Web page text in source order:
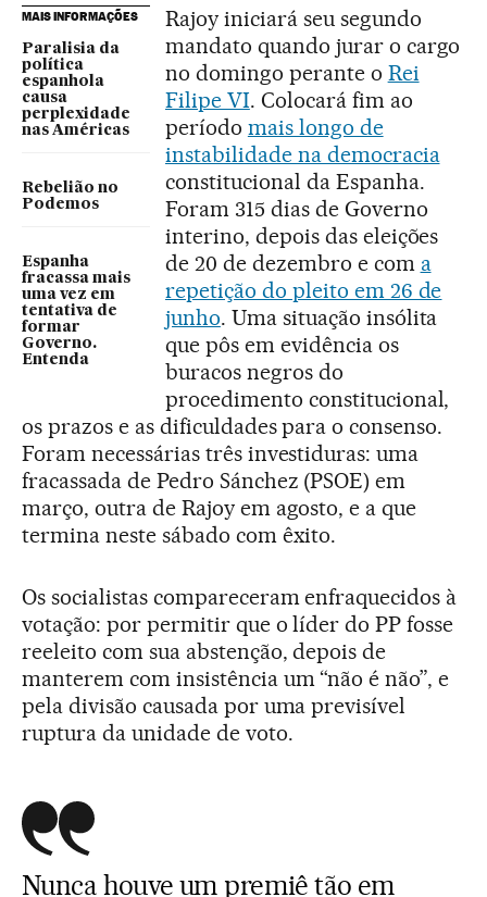
MAIS INFORMAÇÕES
Paralisia da
política
espanhola
causa
perplexidade
nas Américas
Rebelião no
Podemos
Espanha
fracassa mais
uma vez em
tentativa de
formar
Governo.
Entenda
Rajoy iniciará seu segundo
mandato quando jurar o cargo
no domingo perante o Rei
Filipe VI. Colocará fim ao
período mais longo de
instabilidade na democracia
constitucional da Espanha.
Foram 315 dias de Governo
interino, depois das eleições
de 20 de dezembro e com a
repetição do pleito em 26 de
junho. Uma situação insólita
que pôs em evidência os
buracos negros do
procedimento constitucional,
os prazos e as dificuldades para o consenso.
Foram necessárias três investiduras: uma
fracassada de Pedro Sánchez (PSOE) em
março, outra de Rajoy em agosto, e a que
termina neste sábado com êxito.
Os socialistas compareceram enfraquecidos à
votação: por permitir que o líder do PP fosse
reeleito com sua abstenção, depois de
manterem com insistência um “não é não”, e
pela divisão causada por uma previsível
ruptura da unidade de voto.
Nunca houve um premiê tão em